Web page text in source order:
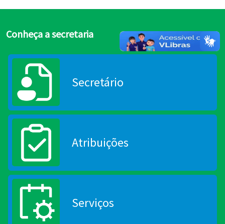
Conheça a secretaria
Secretário
Atribuições
Serviços